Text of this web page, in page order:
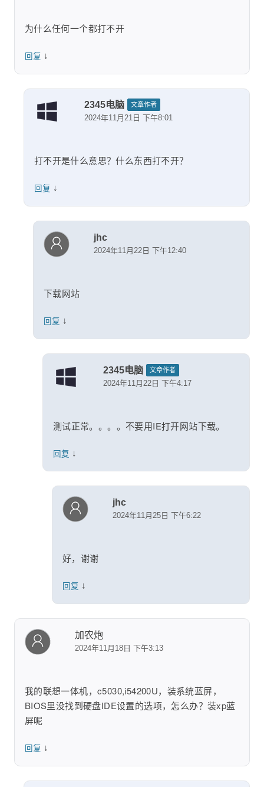
为什么任何一个都打不开
回复 ↓
2345电脑 文章作者
2024年11月21日 下午8:01
打不开是什么意思？什么东西打不开？
回复 ↓
jhc
2024年11月22日 下午12:40
下载网站
回复 ↓
2345电脑 文章作者
2024年11月22日 下午4:17
测试正常。。。。不要用IE打开网站下载。
回复 ↓
jhc
2024年11月25日 下午6:22
好，谢谢
回复 ↓
加农炮
2024年11月18日 下午3:13
我的联想一体机，c5030,i54200U，装系统蓝屏，
BIOS里没找到硬盘IDE设置的选项，怎么办？装xp蓝
屏呢
回复 ↓